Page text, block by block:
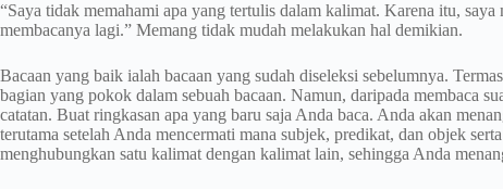
“Saya tidak memahami apa yang tertulis dalam kalimat. Karena itu,
membacanya lagi.” Memang tidak mudah melakukan hal demikian.
Bacaan yang baik ialah bacaan yang sudah diseleksi sebelumnya.
bagian yang pokok dalam sebuah bacaan. Namun, daripada membaca
catatan. Buat ringkasan apa yang baru saja Anda baca. Anda akan
terutama setelah Anda mencermati mana subjek, predikat, dan objek
menghubungkan satu kalimat dengan kalimat lain, sehingga Anda